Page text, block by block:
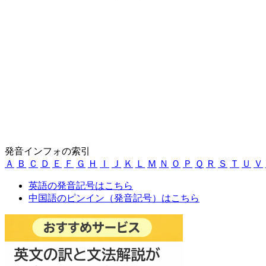
発音インフォの索引
Ａ
Ｂ Ｃ Ｄ Ｅ Ｆ Ｇ Ｈ Ｉ Ｊ Ｋ Ｌ Ｍ Ｎ Ｏ Ｐ Ｑ Ｒ Ｓ Ｔ Ｕ Ｖ
英語の発音記号はこちら
中国語のピンイン（発音記号）はこちら